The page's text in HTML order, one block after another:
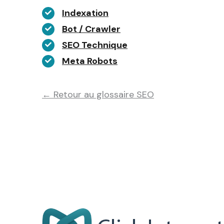
Indexation
Bot / Crawler
SEO Technique
Meta Robots
← Retour au glossaire SEO